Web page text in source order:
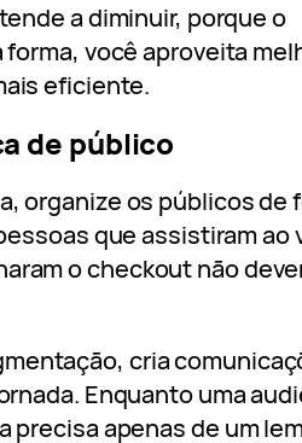
a diminuir, porque o
você aproveita
eficiente.
de público
organize os públicos de
que assistiram ao
o checkout não
cria
Enquanto uma
precisa apenas de um